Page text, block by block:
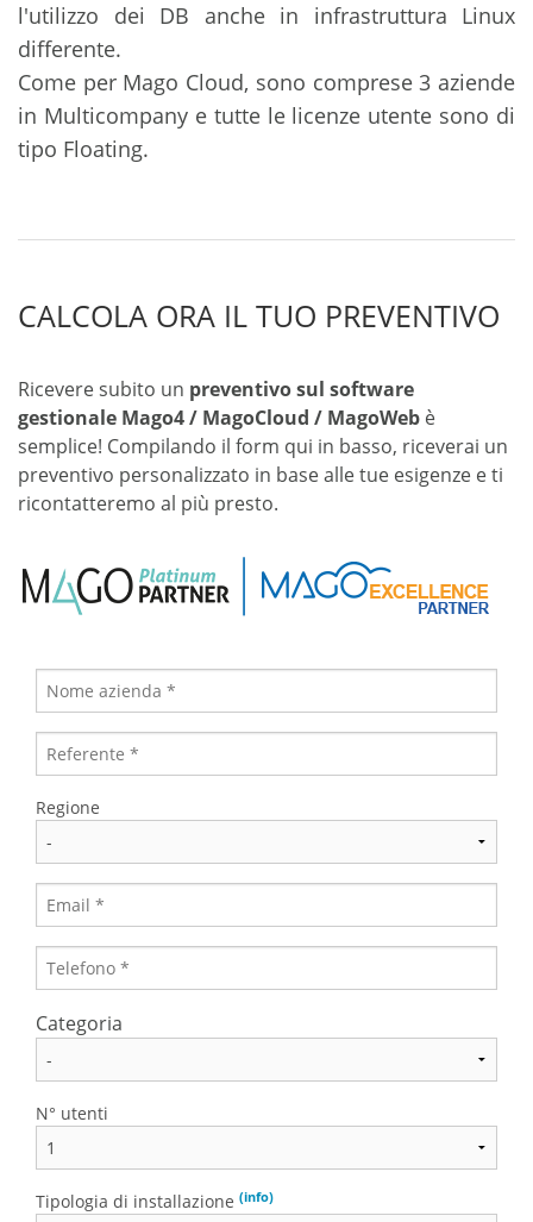
l'utilizzo dei DB anche in infrastruttura Linux
differente.
Come per Mago Cloud, sono comprese 3 aziende
in Multicompany e tutte le licenze utente sono di
tipo Floating.
CALCOLA ORA IL TUO PREVENTIVO
Ricevere subito un preventivo sul software
gestionale Mago4 / MagoCloud / MagoWeb è
semplice! Compilando il form qui in basso, riceverai un
preventivo personalizzato in base alle tue esigenze e ti
ricontatteremo al più presto.
Regione
Categoria
N° utenti
Tipologia di installazione (info)